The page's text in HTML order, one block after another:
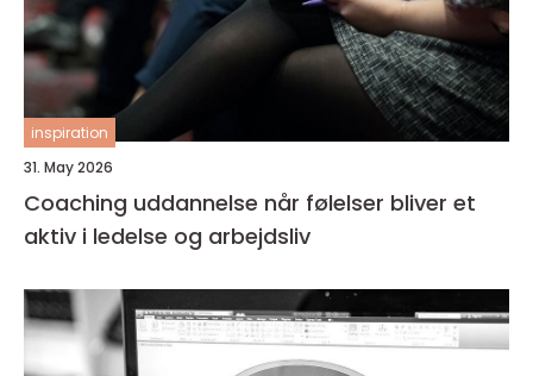
inspiration
31. May 2026
Coaching uddannelse når følelser bliver et
aktiv i ledelse og arbejdsliv